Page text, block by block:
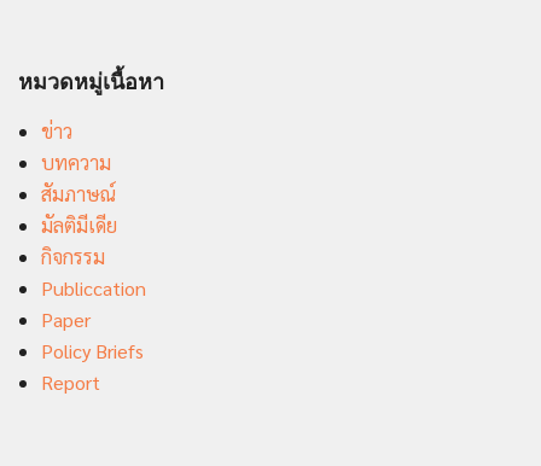
หมวดหมู่เนื้อหา
ข่าว
บทความ
สัมภาษณ์
มัลติมีเดีย
กิจกรรม
Publiccation
Paper
Policy Briefs
Report